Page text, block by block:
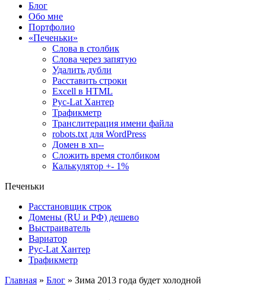
Блог
Обо мне
Портфолио
«Печеньки»
Слова в столбик
Слова через запятую
Удалить дубли
Расставить строки
Excell в HTML
Рус-Lat Хантер
Трафикметр
Транслитерация имени файла
robots.txt для WordPress
Домен в xn--
Сложить время столбиком
Калькулятор +- 1%
Печеньки
Расстановщик строк
Домены (RU и РФ) дешево
Выстраиватель
Вариатор
Рус-Lat Хантер
Трафикметр
Главная » Блог » Зима 2013 года будет холодной